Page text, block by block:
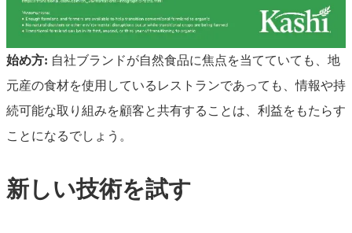
始め方: 自社ブランドが自然食品に焦点を当てていても、地
元産の食材を使用しているレストランであっても、情報や持
続可能な取り組みを顧客と共有することは、利益をもたらす
ことになるでしょう。
新しい技術を試す